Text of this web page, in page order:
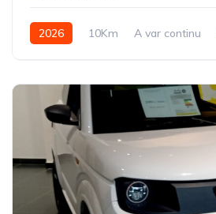
2026 10Km A var continu